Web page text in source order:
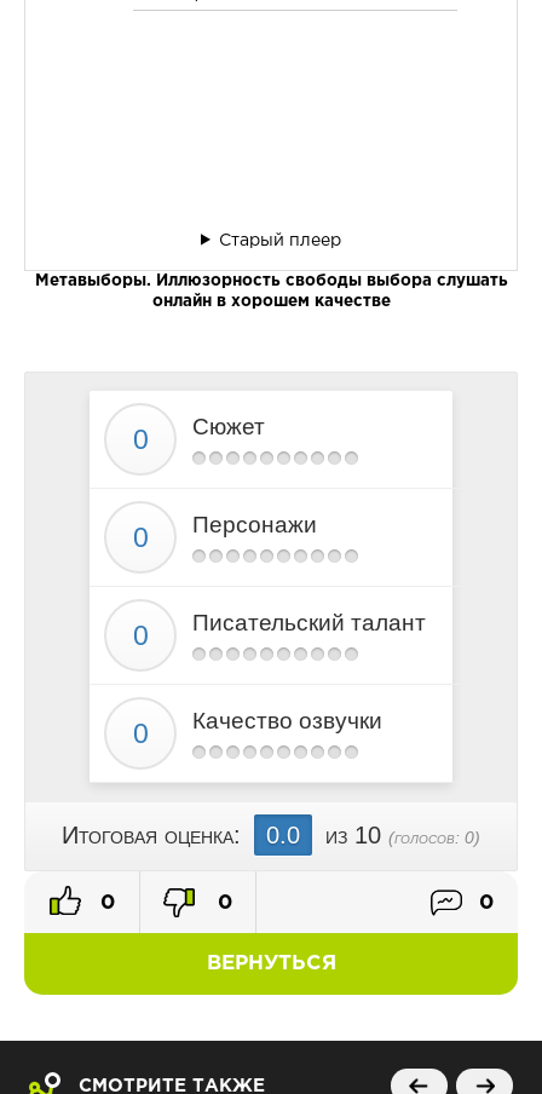
Старый плеер
Метавыборы. Иллюзорность свободы выбора слушать
онлайн в хорошем качестве
Сюжет
Персонажи
Писательский талант
Качество озвучки
Итоговая оценка: 0.0 из 10 (голосов: 0)
ВЕРНУТЬСЯ
0 0 0
СМОТРИТЕ ТАКЖЕ